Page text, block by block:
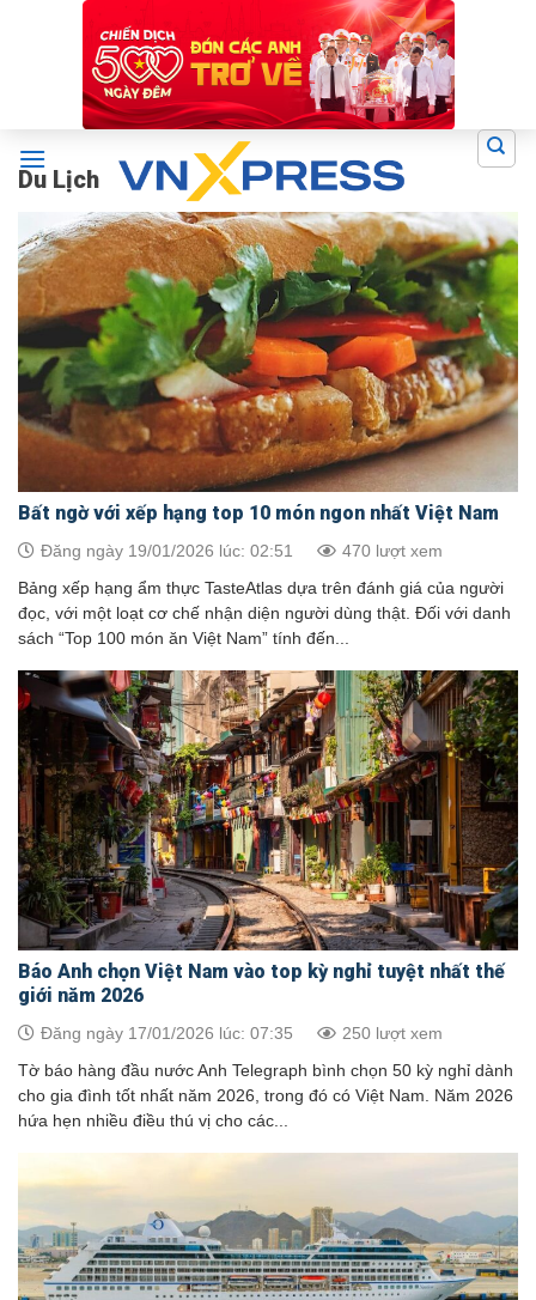
Du Lịch
Bất ngờ với xếp hạng top 10 món ngon nhất Việt Nam
Đăng ngày 19/01/2026 lúc: 02:51 470 lượt xem
Bảng xếp hạng ẩm thực TasteAtlas dựa trên đánh giá của người
đọc, với một loạt cơ chế nhận diện người dùng thật. Đối với danh
sách “Top 100 món ăn Việt Nam” tính đến...
Báo Anh chọn Việt Nam vào top kỳ nghỉ tuyệt nhất thế
giới năm 2026
Đăng ngày 17/01/2026 lúc: 07:35 250 lượt xem
Tờ báo hàng đầu nước Anh Telegraph bình chọn 50 kỳ nghỉ dành
cho gia đình tốt nhất năm 2026, trong đó có Việt Nam. Năm 2026
hứa hẹn nhiều điều thú vị cho các...